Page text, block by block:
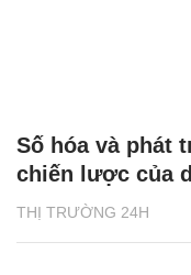
THỊ TRƯỜNG 24H
Số hóa và phát
chiến lược của